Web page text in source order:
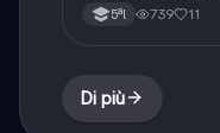
litogenico
5ªl 739 11
Di più